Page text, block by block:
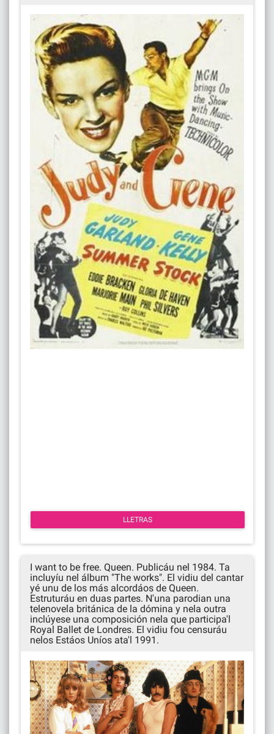
LLETRAS
I want to be free. Queen. Publicáu nel 1984. Ta
incluyíu nel álbum "The works". El vidiu del cantar
yé unu de los más alcordáos de Queen.
Estruturáu en duas partes. N'una parodian una
telenovela británica de la dómina y nela outra
inclúyese una composición nela que participa'l
Royal Ballet de Londres. El vidiu fou censuráu
nelos Estáos Uníos ata'l 1991.